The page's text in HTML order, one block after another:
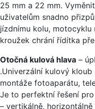
25 mm a 22 mm.
uživatelům snadno
jízdnímu kolu,
kroužek chrání řídítka
Otočná kulová hlava –
.Univerzální kulový kloub
montáže fotoaparátu,
Je to perfektní řešení
– vertikálně,